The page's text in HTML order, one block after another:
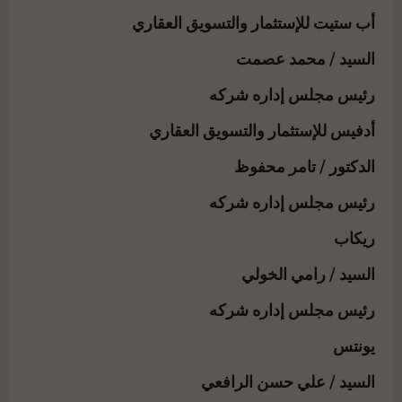
أب ستيت للإستثمار والتسويق العقاري
السيد / محمد عصمت
رئيس مجلس إداره شركه
أدفيس للإستثمار والتسويق العقاري
الدكتور / تامر محفوظ
رئيس مجلس إداره شركه
ريكاب
السيد / رامي الخولي
رئيس مجلس إداره شركه
يونتس
السيد / علي حسن الرافعي